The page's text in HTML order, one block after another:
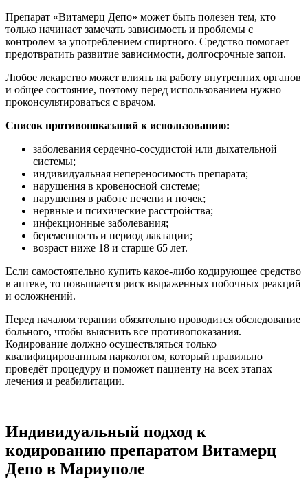
Препарат «Витамерц Депо» может быть полезен тем, кто
только начинает замечать зависимость и проблемы с
контролем за употреблением спиртного. Средство помогает
предотвратить развитие зависимости, долгосрочные запои.
Любое лекарство может влиять на работу внутренних органов
и общее состояние, поэтому перед использованием нужно
проконсультироваться с врачом.
Список противопоказаний к использованию:
заболевания сердечно-сосудистой или дыхательной
системы;
индивидуальная непереносимость препарата;
нарушения в кровеносной системе;
нарушения в работе печени и почек;
нервные и психические расстройства;
инфекционные заболевания;
беременность и период лактации;
возраст ниже 18 и старше 65 лет.
Если самостоятельно купить какое-либо кодирующее средство
в аптеке, то повышается риск выраженных побочных реакций
и осложнений.
Перед началом терапии обязательно проводится обследование
больного, чтобы выяснить все противопоказания.
Кодирование должно осуществляться только
квалифицированным наркологом, который правильно
проведёт процедуру и поможет пациенту на всех этапах
лечения и реабилитации.
Индивидуальный подход к
кодированию препаратом Витамерц
Депо в Мариуполе